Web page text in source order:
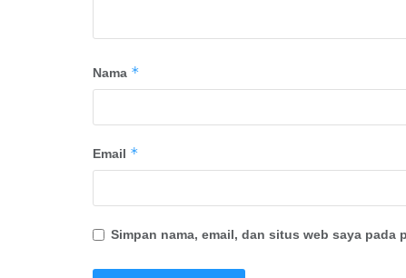
Nama *
Email *
Simpan nama, email, dan situs web saya